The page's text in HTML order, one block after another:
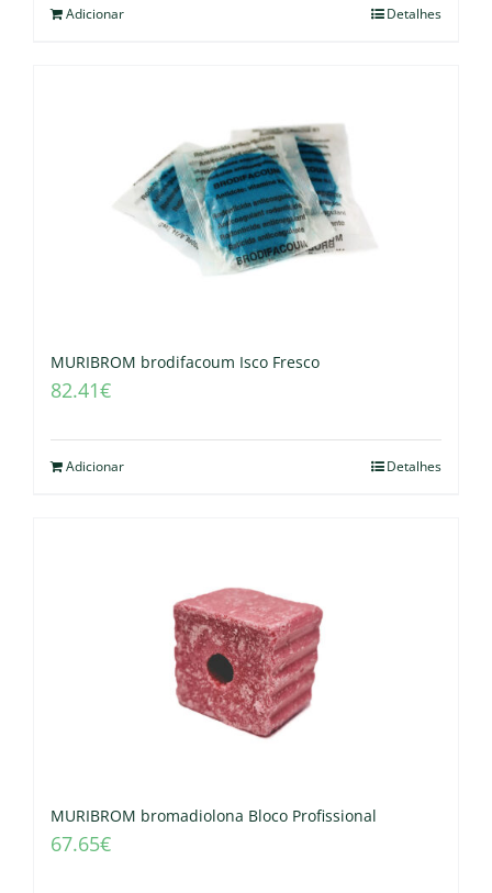
Adicionar Detalhes
MURIBROM brodifacoum Isco Fresco
82.41€
Adicionar Detalhes
MURIBROM bromadiolona Bloco Profissional
67.65€